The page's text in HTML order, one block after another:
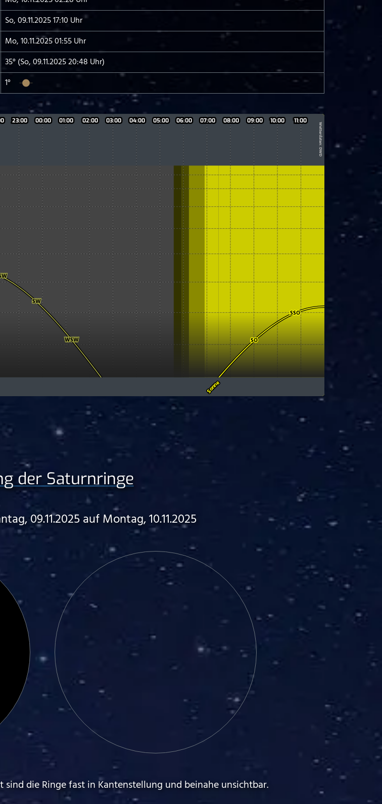
So, 09.11.2025 17:10 Uhr
Mo, 10.11.2025 01:55 Uhr
35° (So, 09.11.2025 20:48 Uhr)
1°
der Saturnringe
09.11.2025 auf Montag, 10.11.2025
sind die Ringe fast in Kantenstellung und beinahe unsichtbar.